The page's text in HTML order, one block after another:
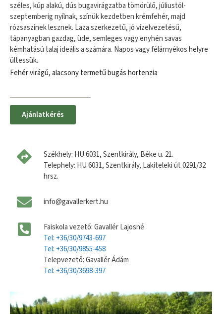
széles, kúp alakú, dús bugavirágzatba tömörülő, júliustól-
szeptemberig nyílnak, színük kezdetben krémfehér, majd
rózsaszínek lesznek. Laza szerkezetű, jó vízelvezetésű,
tápanyagban gazdag, üde, semleges vagy enyhén savas
kémhatású talaj ideális a számára. Napos vagy félárnyékos helyre
ültessük.
Fehér virágú, alacsony termetű bugás hortenzia
Ajánlatkérés
Székhely: HU 6031, Szentkirály, Béke u. 21.
Telephely: HU 6031, Szentkirály, Lakiteleki út 0291/32
hrsz.
info@gavallerkert.hu
Faiskola vezető: Gavallér Lajosné
Tel: +36/30/9743-697
Tel: +36/30/9855-458
Telepvezető: Gavallér Ádám
Tel: +36/30/3698-397